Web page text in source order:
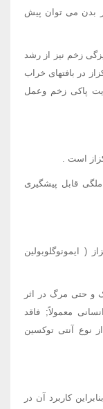
بدن می توان پیش
زخم نیز از رشد
در بافتهای خراب
پاکی زخم وعمل
است .
قابل پیشگیری
( ایمونوگلوبولین
حتی مرگ در اثر
معمولاً; فاقد
نوع آنتی توکسین
کاربرد آن در